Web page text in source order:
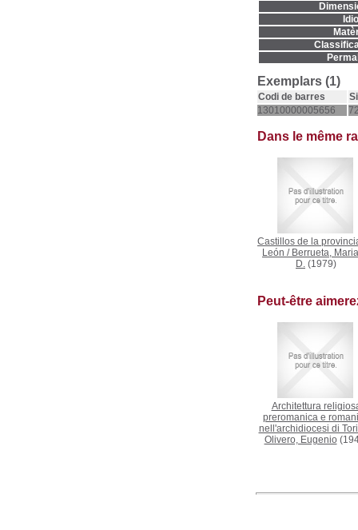
Exemplars (1)
Codi de barres
13010000005656
Dans le même
Castillos de la
León / Berrueta,
D. (1979)
Peut-être
Architettura
preromanica e
nell'archidiocesi di
Olivero, Eugenio